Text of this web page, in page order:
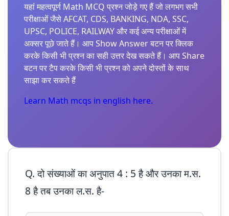
यहां महत्वपूर्ण Math MCQ प्रश्न जोड़े गए हैं जो लगभग सभी
परीक्षाओं जैसे AFCAT, CDS, BANKING, NDA, SSC,
UPSC, POLICE, RAILWAY और कई अन्य परीक्षाओं में
अक्सर पूछे जाते हैं। आप Show Answer बटन पर क्लिक
करके किसी भी प्रश्न का सही उत्तर देख सकते हैं। आप Share
बटन पर टैप करके किसी भी प्रश्न को अपने दोस्तों के साथ
साझा कर सकते हैं
Learn Math mcqs in english here.
Q. दो संख्याओं का अनुपात 4 : 5 है और उनका म.स.
8 है तब उनका ल.स. है-